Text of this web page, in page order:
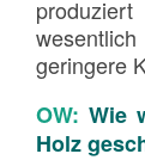
geringere
OW: Wie
Holz